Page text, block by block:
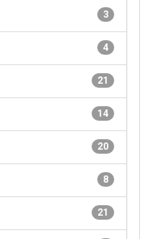
3
4
21
14
20
8
21